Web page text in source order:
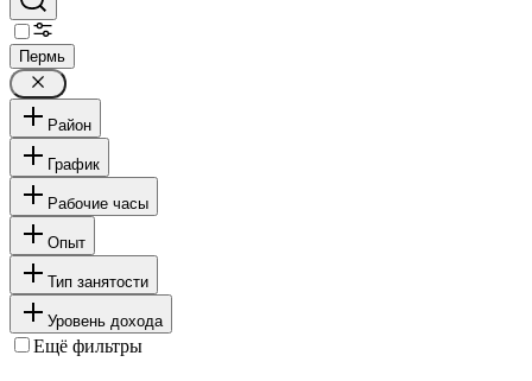
Пермь
Район
График
Рабочие часы
Опыт
Тип занятости
Уровень дохода
Ещё фильтры